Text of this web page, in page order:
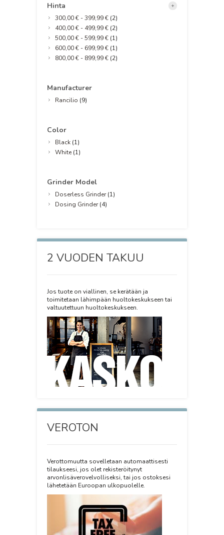
Hinta
300,00 € -399,99 € (2)
400,00 € - 499,99 € (2)
500,00 € -599,99 € (1)
600,00 € - 699,99 € (1)
800,00 € - 899,99 € (2)
Manufacturer
Rancilio (9)
Color
Black (1)
White (1)
Grinder Model
Doserless Grinder(1)
Dosing Grinder(4)
2 VUODEN TAKUU
Jos tuote on viallinen, se kerätään ja
toimitetaan lähimpään huoltokeskukseen tai
valtuutettuun huoltokeskukseen.
VEROTON
Verottomuutta sovelletaan automaattisesti
tilaukseesi, jos olet rekisteröitynyt
arvonlisäverovelvolliseksi, tai jos ostoksesi
lähetetään Euroopan ulkopuolelle.